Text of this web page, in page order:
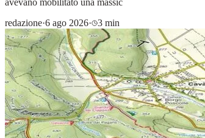
avevano mobilitato una massic
redazione·6 ago 2026· 3 min